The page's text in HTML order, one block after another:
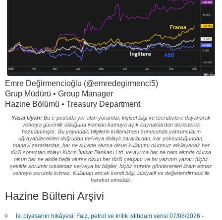
Emre Değirmencioğlu (@emredegirmenci5)
Grup Müdürü • Group Manager
Hazine Bölümü • Treasury Department
Yasal Uyarı: Bu e-postada yer alan yorumlar, kişisel bilgi ve tecrübelere dayanarak
ve/veya güvenilir olduğuna inanılan kamuya açık kaynaklardan derlenerek
hazırlanmıştır. Bu yayındaki bilgilerin kullanılması sonucunda yatırımcıların
uğrayabilecekleri doğrudan ve/veya dolaylı zararlardan, kar yoksunluğundan,
manevi zararlardan, her ne surette olursa olsun kullanımı olumsuz etkileyecek her
türlü sonuçtan dolayı Kıbrıs İktisat Bankası Ltd. ve ayrıca her ne nam altında olursa
olsun her ne akitle bağlı olursa olsun her türlü çalışanı ve bu yazının yazarı hiçbir
şekilde sorumlu tutulamaz ve/veya bu bilgiler, hiçbir surette gönderenleri ilzam etmez
ve/veya sorumlu kılmaz. Kullanan ancak kendi bilgi, inisiyatif ve değerlendirmesi ile
hareket etmelidir.
Hazine Bülteni Arşivi
İki piyasanın hikâyesi: Faiz, petrol ve kritik istihdam verisi 07/08/2026 -